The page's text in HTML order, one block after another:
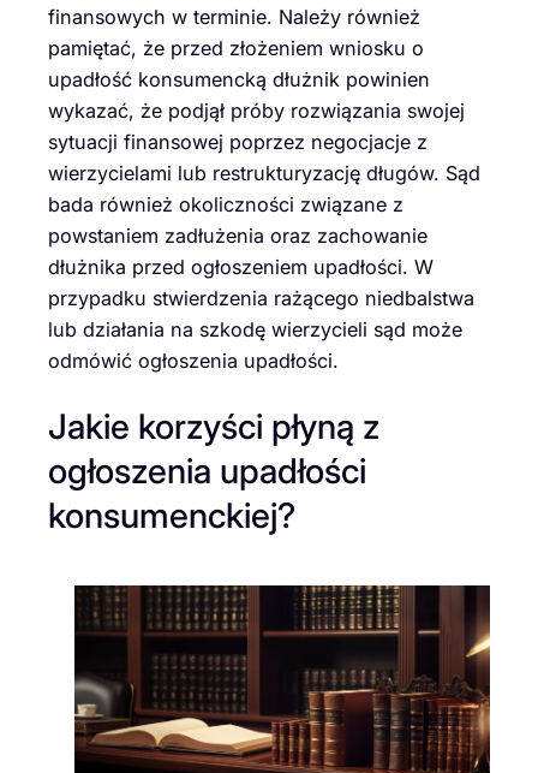
finansowych w terminie. Należy również
pamiętać, że przed złożeniem wniosku o
upadłość konsumencką dłużnik powinien
wykazać, że podjął próby rozwiązania swojej
sytuacji finansowej poprzez negocjacje z
wierzycielami lub restrukturyzację długów. Sąd
bada również okoliczności związane z
powstaniem zadłużenia oraz zachowanie
dłużnika przed ogłoszeniem upadłości. W
przypadku stwierdzenia rażącego niedbalstwa
lub działania na szkodę wierzycieli sąd może
odmówić ogłoszenia upadłości.
Jakie korzyści płyną z
ogłoszenia upadłości
konsumenckiej?